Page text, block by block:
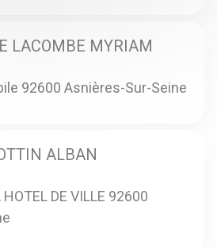
LACOMBE MYRIAM
92600 Asnières-Sur-Seine
ALBAN
HOTEL DE VILLE 92600